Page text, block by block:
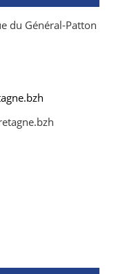
du Général-Patton